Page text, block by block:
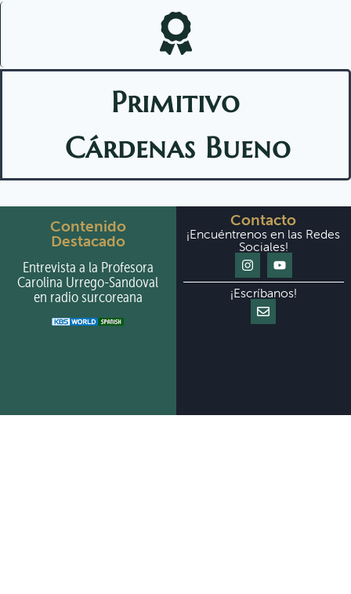
Primitivo
Cárdenas Bueno
Contenido
Destacado
Entrevista a la Profesora
Carolina Urrego-Sandoval
en radio surcoreana
Contacto
¡Encuéntrenos en las Redes
Sociales!
¡Escríbanos!